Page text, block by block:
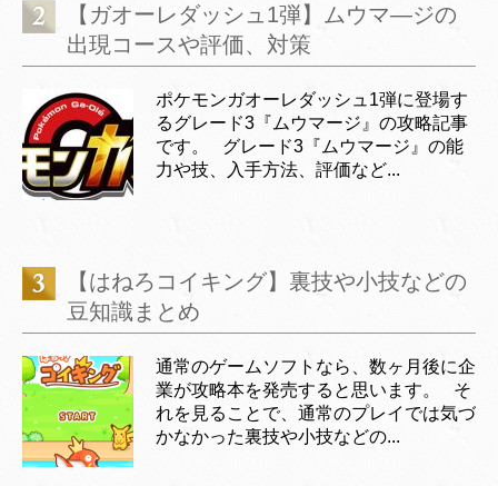
【ガオーレダッシュ1弾】ムウマ―ジの
出現コースや評価、対策
ポケモンガオーレダッシュ1弾に登場す
るグレード3『ムウマージ』の攻略記事
です。 グレード3『ムウマージ』の能
力や技、入手方法、評価など...
【はねろコイキング】裏技や小技などの
豆知識まとめ
通常のゲームソフトなら、数ヶ月後に企
業が攻略本を発売すると思います。 そ
れを見ることで、通常のプレイでは気づ
かなかった裏技や小技などの...